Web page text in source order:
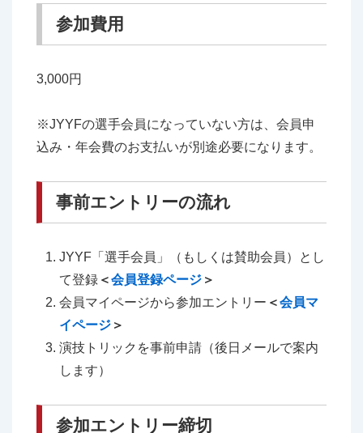
参加費用
3,000円
※JYYFの選手会員になっていない方は、会員申
込み・年会費のお支払いが別途必要になります。
事前エントリーの流れ
JYYF「選手会員」（もしくは賛助会員）とし
て登録 ＜会員登録ページ ＞
会員マイページから参加エントリー ＜会員マ
イページ ＞
演技トリックを事前申請（後日メールで案内
します）
参加エントリー締切